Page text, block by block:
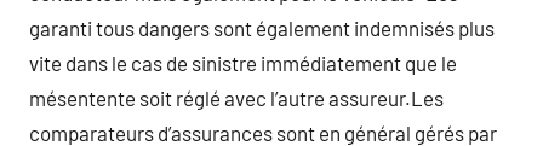
garanti tous dangers sont également indemnisés plus
vite dans le cas de sinistre immédiatement que le
mésentente soit réglé avec l’autre assureur.Les
comparateurs d’assurances sont en général gérés par